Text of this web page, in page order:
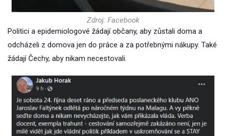
Zdroj: Facebook
Politici a epidemiologové žádají občany, aby zůstali doma a
odcházeli z domova jen do práce a za potřebnými nákupy. Také
žádají Čechy, aby nikam necestovali.